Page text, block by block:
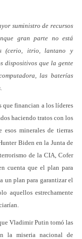
suministro de recursos
gran parte no está
(cerio, itrio, lantano y
dispositivos que la gente
las baterías
que financian a los líderes
haciendo tratos con los
minerales de tierras
Biden en la Junta de
de la CIA, Cofer
cuenta que el plan para
un plan para garantizar el
aquellos estrechamente
Vladimir Putin tomó las
la miseria nacional de